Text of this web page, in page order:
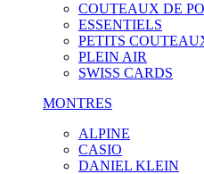
COUTEAUX DE
ESSENTIELS
PETITS
PLEIN AIR
SWISS CARDS
MONTRES
ALPINE
CASIO
DANIEL KLEIN